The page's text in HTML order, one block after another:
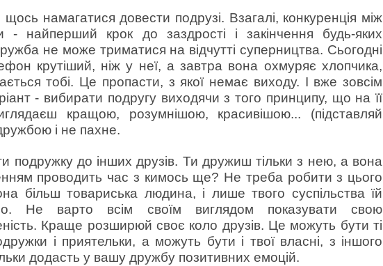
намагатися довести подрузі. Взагалі, конкуренція між
- найперший крок до заздрості і закінчення будь-яких
не може триматися на відчутті суперництва. Сьогодні
крутіший, ніж у неї, а завтра вона охмуряє хлопчика,
тобі. Це пропасти, з якої немає виходу. І вже зовсім
- вибирати подругу виходячи з того принципу, що на її
кращою, розумнішою, красивішою... (підставляй
і не пахне.
подружку до інших друзів. Ти дружиш тільки з нею, а вона
проводить час з кимось ще? Не треба робити з цього
більш товариська людина, і лише твого суспільства їй
Не варто всім своїм виглядом показувати свою
Краще розширюй своє коло друзів. Це можуть бути ті
і приятельки, а можуть бути і твої власні, з іншого
додасть у вашу дружбу позитивних емоцій.